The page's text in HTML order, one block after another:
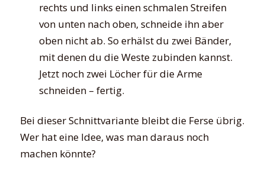
rechts und links einen schmalen Streifen
von unten nach oben, schneide ihn aber
oben nicht ab. So erhälst du zwei Bänder,
mit denen du die Weste zubinden kannst.
Jetzt noch zwei Löcher für die Arme
schneiden – fertig.
Bei dieser Schnittvariante bleibt die Ferse übrig.
Wer hat eine Idee, was man daraus noch
machen könnte?